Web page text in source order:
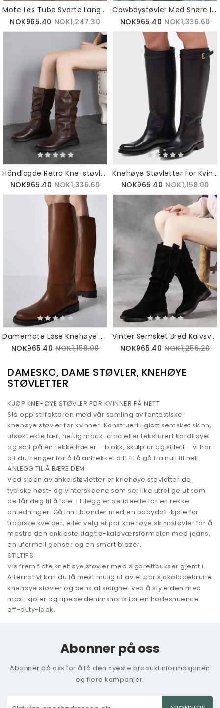
Mote Løs Tube Svarte Lange Skinnstøvler
NOK965.40 NOK1,247.30
Cowboystøvler Med Snøre I Skinn
NOK965.40 NOK1,336.60
Håndlagde Retro Kne-støvler I Skinn
NOK965.40 NOK1,336.60
Knehøye Støvletter For Kvinner I Store Størrelser 41-45
NOK965.40 NOK1,158.00
Damemote Løse Knehøye Støvler 41-42
NOK965.40 NOK1,158.00
Vinter Semsket Bred Kalvsvarte Lange Støvler
NOK965.40 NOK1,256.20
DAMESKO, DAME STØVLER, KNEHØYE
STØVLETTER
KJØP KNEHØYE STØVLER FOR KVINNER PÅ NETT
Slå opp stilfaktoren med vår samling av fantastiske
knehøye støvler for kvinner. Konstruert i glatt semsket skinn,
utsøkt ekte lær, heftig mock-croc eller teksturert kordfløyel
og satt på en rekke hæler – blokk, skulptur og stilett – vi har
alt du trenger for å få antrekket ditt til å gå fra null til helt.
ANLEGG TIL Å BÆRE DEM
Ved siden av ankelstøvletter er knehøye støvletter de
typiske høst- og vinterskoene som ser like utrolige ut som
de får deg til å føle. I tillegg er de ideelle for en rekke
anledninger. Gå inn i blonder med en babydoll-kjole for
tropiske kvelder, eller velg et par knehøye skinnstøvler for å
mestre den enkleste dagtid-kaldværsformelen med jeans,
en uformell genser og en smart blazer.
STILTIPS
Vis frem flate knehøye støvler med sigarettbukser gjemt i.
Alternativt kan du få mest mulig ut av et par sjokoladebrune
knehøye støvler og dens allsidighet ved å style den med
maxi-kjoler og ripede denimshorts for en hodesnuende
off-duty-look.
Abonner på oss
Abonner på oss for å få den nyeste produktinformasjonen
og flere kampanjer.